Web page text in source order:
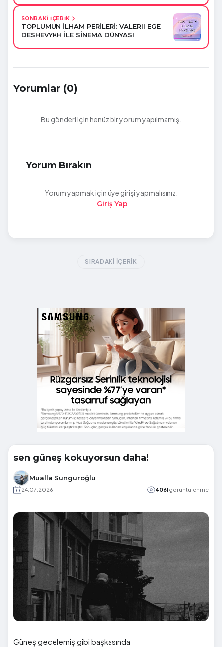
SONRAKİ İÇERİK
TOPLUMUN İLHAM PERİLERİ: VALERII EGE
DESHEVYKH İLE SİNEMA DÜNYASI
Yorumlar (0)
Bu gönderi için henüz bir yorum yapılmamış.
Yorum Bırakın
Yorum yapmak için üye girişi yapmalısınız.
Giriş Yap
SIRADAKI İÇERIK
sen güneş kokuyorsun daha!
Mualla Sunguroğlu
24.07.2026 4061görüntülenme
Güneş gecelemiş gibi başkasında